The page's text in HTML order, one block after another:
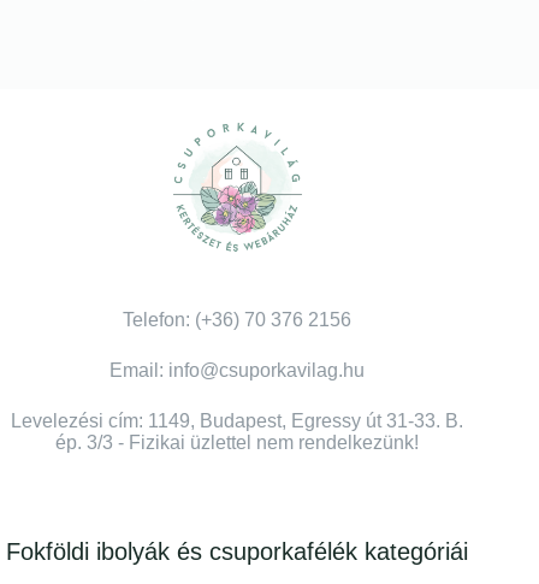
Telefon: (+36) 70 376 2156
Email: info@csuporkavilag.hu
Levelezési cím: 1149, Budapest, Egressy út 31-33. B.
ép. 3/3 - Fizikai üzlettel nem rendelkezünk!
Fokföldi ibolyák és csuporkafélék kategóriái